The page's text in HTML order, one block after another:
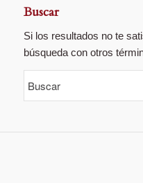
Buscar
Si los resultados no te
búsqueda con otros